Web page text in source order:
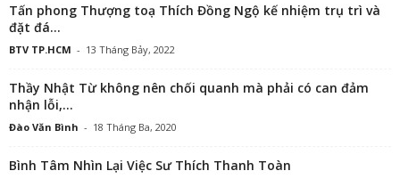
Tấn phong Thượng toạ Thích Đồng Ngộ kế nhiệm trụ trì và
đặt đá...
BTV TP.HCM - 13 Tháng Bảy, 2022
Thầy Nhật Từ không nên chối quanh mà phải có can đảm
nhận lỗi,...
Đào Văn Bình - 18 Tháng Ba, 2020
Bình Tâm Nhìn Lại Việc Sư Thích Thanh Toàn